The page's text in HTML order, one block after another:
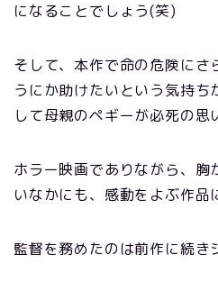
になることでしょう(笑)
そして、本作で命の危険にさ
うにか助けたいという気持ち
して母親のペギーが必死の思
ホラー映画でありながら、胸
いなかにも、感動をよぶ作品
監督を務めたのは前作に続き